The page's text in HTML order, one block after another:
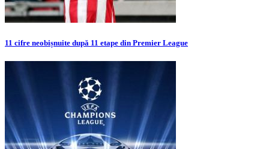
11 cifre neobișnuite după 11 etape din Premier League